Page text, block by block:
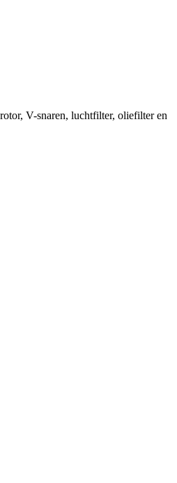
V-snaren, luchtfilter, oliefilter en